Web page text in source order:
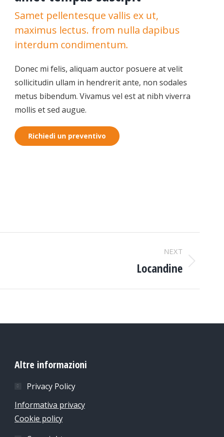
Samet pellentesque vallis ex ut,
maximus lectus. from nulla dapibus
interdum condimentum.
Donec mi felis, aliquam auctor posuere at velit
sollicitudin ullam in hendrerit ante, non sodales
metus bibendum. Vivamus vel est at nibh viverra
mollis et sed augue.
Richiedi un preventivo
NEXT
Locandine
Altre informazioni
Privacy Policy
Informativa privacy
Cookie policy